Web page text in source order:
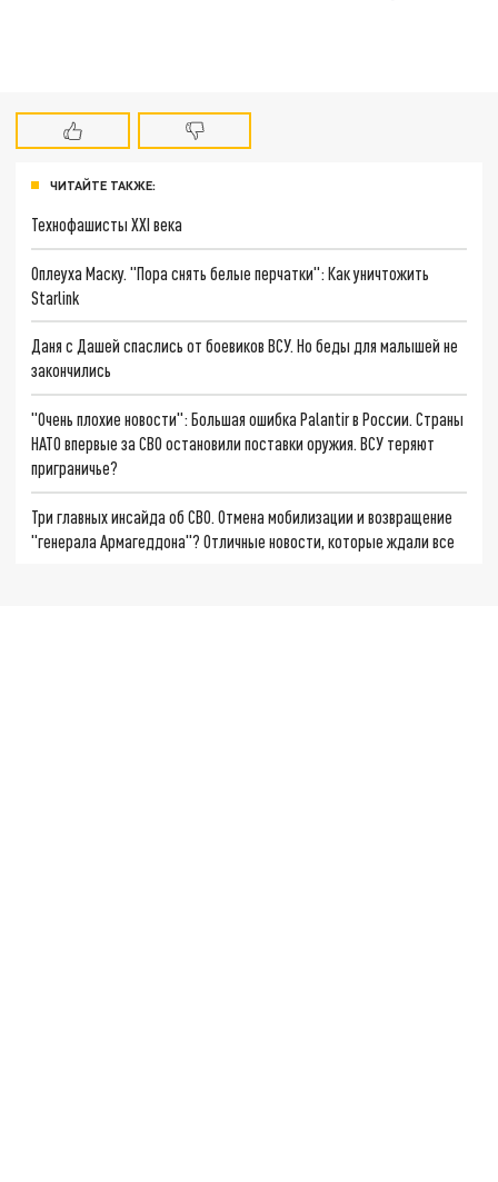
ЧИТАЙТЕ ТАКЖЕ:
Технофашисты XXI века
Оплеуха Маску. "Пора снять белые перчатки": Как уничтожить
Starlink
Даня с Дашей спаслись от боевиков ВСУ. Но беды для малышей не
закончились
"Очень плохие новости": Большая ошибка Palantir в России. Страны
НАТО впервые за СВО остановили поставки оружия. ВСУ теряют
приграничье?
Три главных инсайда об СВО. Отмена мобилизации и возвращение
"генерала Армагеддона"? Отличные новости, которые ждали все